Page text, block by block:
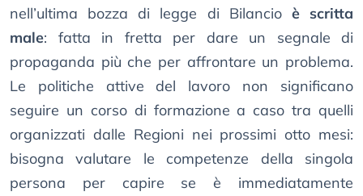
nell’ultima bozza di legge di Bilancio è scritta
male: fatta in fretta per dare un segnale di
propaganda più che per affrontare un problema.
Le politiche attive del lavoro non significano
seguire un corso di formazione a caso tra quelli
organizzati dalle Regioni nei prossimi otto mesi:
bisogna valutare le competenze della singola
persona per capire se è immediatamente